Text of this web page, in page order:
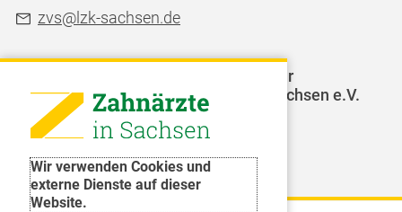
Wir verwenden Cookies und
externe Dienste auf dieser
Website.
zvs@lzk-sachsen.de
LAGZ - Landesarbeitsgemeinschaft für
Jugendzahnpflege des Freistaates Sachsen e.V.